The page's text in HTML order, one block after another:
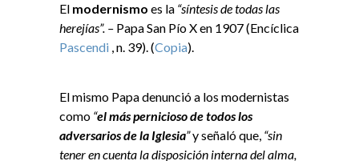
El modernismo es la “síntesis de todas las
herejías”. – Papa San Pío X en 1907 (Encíclica
Pascendi , n. 39). (Copia).
El mismo Papa denunció a los modernistas
como “el más pernicioso de todos los
adversarios de la Iglesia”y señaló que, “sin
tener en cuenta la disposición interna del alma,